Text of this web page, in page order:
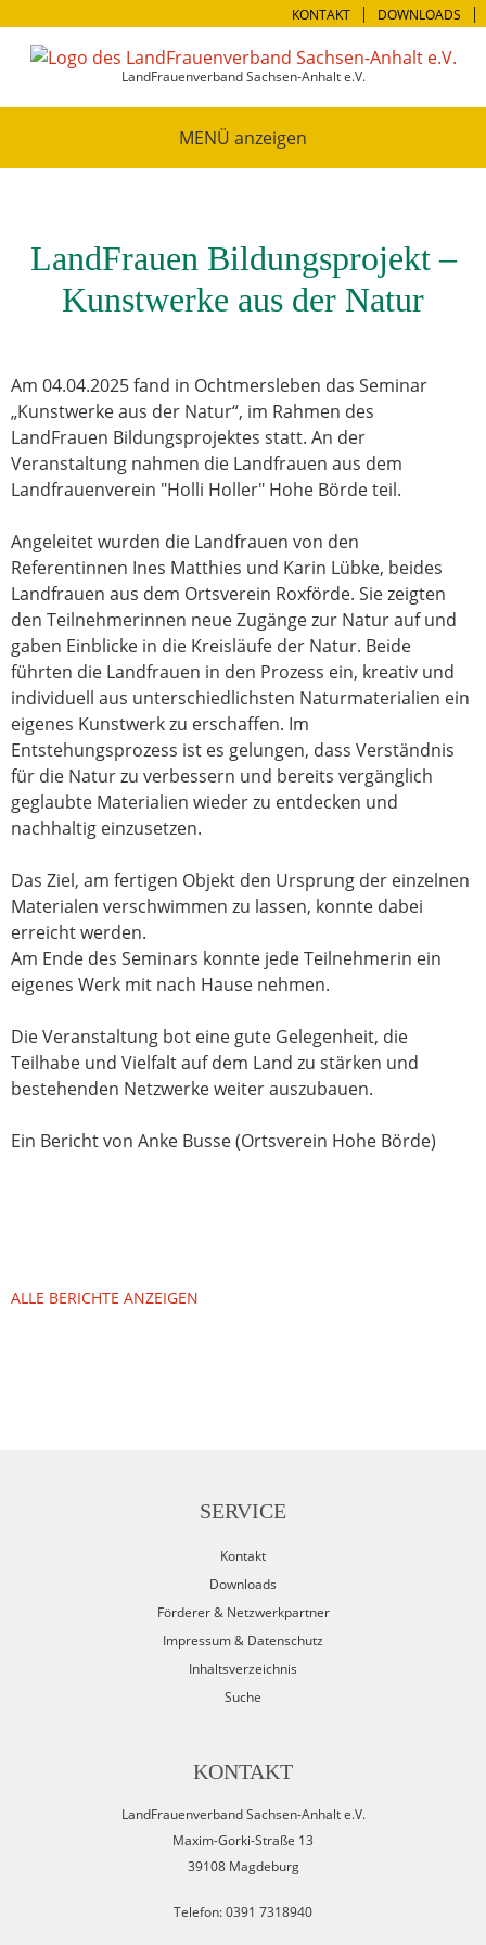
KONTAKT DOWNLOADS
LandFrauenverband Sachsen-Anhalt e.V.
MENÜ
LandFrauen Bildungsprojekt –
Kunstwerke aus der Natur
Am 04.04.2025 fand in Ochtmersleben das Seminar
„Kunstwerke aus der Natur“, im Rahmen des
LandFrauen Bildungsprojektes statt. An der
Veranstaltung nahmen die Landfrauen aus dem
Landfrauenverein "Holli Holler" Hohe Börde teil.
Angeleitet wurden die Landfrauen von den
Referentinnen Ines Matthies und Karin Lübke, beides
Landfrauen aus dem Ortsverein Roxförde. Sie zeigten
den Teilnehmerinnen neue Zugänge zur Natur auf und
gaben Einblicke in die Kreisläufe der Natur. Beide
führten die Landfrauen in den Prozess ein, kreativ und
individuell aus unterschiedlichsten Naturmaterialien ein
eigenes Kunstwerk zu erschaffen. Im
Entstehungsprozess ist es gelungen, dass Verständnis
für die Natur zu verbessern und bereits vergänglich
geglaubte Materialien wieder zu entdecken und
nachhaltig einzusetzen.
Das Ziel, am fertigen Objekt den Ursprung der einzelnen
Materialen verschwimmen zu lassen, konnte dabei
erreicht werden.
Am Ende des Seminars konnte jede Teilnehmerin ein
eigenes Werk mit nach Hause nehmen.
Die Veranstaltung bot eine gute Gelegenheit, die
Teilhabe und Vielfalt auf dem Land zu stärken und
bestehenden Netzwerke weiter auszubauen.
Ein Bericht von Anke Busse (Ortsverein Hohe Börde)
ALLE BERICHTE ANZEIGEN
SERVICE
Kontakt
Downloads
Förderer & Netzwerkpartner
Impressum & Datenschutz
Inhaltsverzeichnis
Suche
KONTAKT
LandFrauenverband Sachsen-Anhalt e.V.
Maxim-Gorki-Straße 13
39108 Magdeburg
Telefon: 0391 7318940